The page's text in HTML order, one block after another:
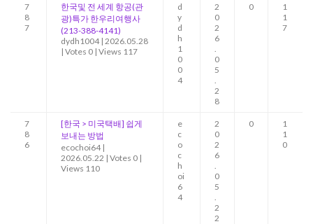
7
8
7
한국및 전 세계 항공(관
광)특가 한우리여행사
(213-388-4141)
dydh1004 | 2026.05.28
| Votes 0 | Views 117
d
y
d
h
1
0
0
4
2
0
2
6
0
5
2
8
0
1
1
7
7
8
6
[한국 > 미국택배] 쉽게
보내는 방법
ecochoi64 |
2026.05.22 | Votes 0 |
Views 110
e
c
o
c
h
oi
6
4
2
0
2
6
0
5
2
2
0
1
1
0